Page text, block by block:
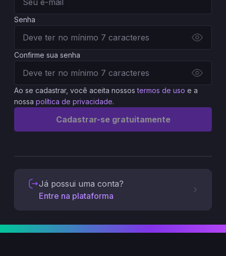
Senha
Confirme sua senha
Ao se cadastrar, você aceita nossos termos de uso e a
nossa política de privacidade.
Cadastrar-se gratuitamente
Já possui uma conta?
Entre na plataforma